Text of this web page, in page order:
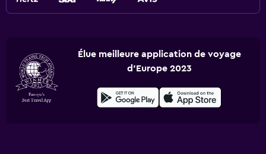
Élue meilleure application de voyage
d'Europe 2023